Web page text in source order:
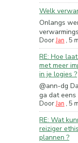
Welk
Onlangs
DoorJan , 5
RE: Hoe
met meer
in je logies ?
@ann-dg
ga dat eens
DoorJan , 5
RE: Wat
reiziger
plannen ?